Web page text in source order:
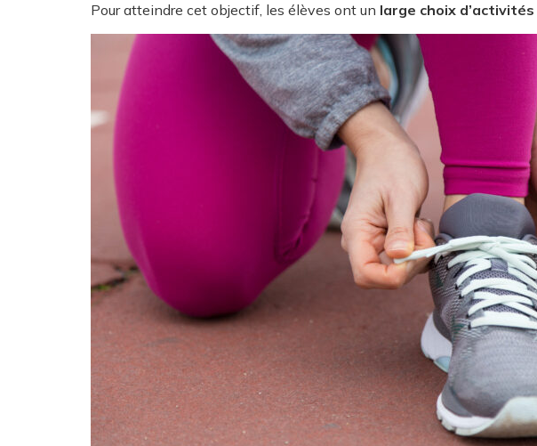
Pour atteindre cet objectif, les élèves ont un large choix d’activités